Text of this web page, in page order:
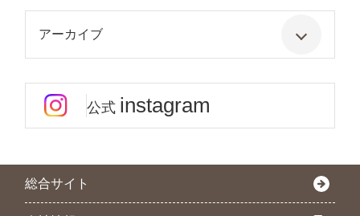
アーカイブ
公式 instagram
総合サイト